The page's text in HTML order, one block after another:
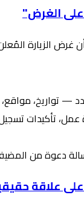
على الغرض"
غرض الزيارة
— تواريخ،
عمل، تأكيدات
رسالة دعوة من
علاقة